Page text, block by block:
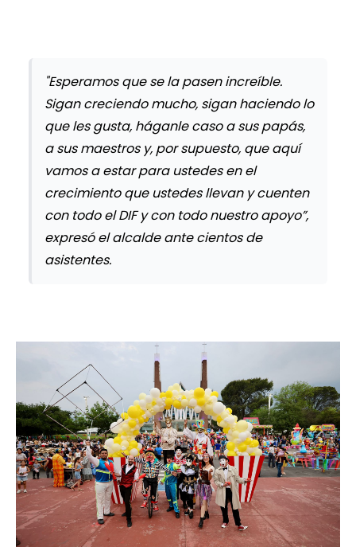
"Esperamos que se la pasen increíble.
Sigan creciendo mucho, sigan haciendo lo
que les gusta, háganle caso a sus papás,
a sus maestros y, por supuesto, que aquí
vamos a estar para ustedes en el
crecimiento que ustedes llevan y cuenten
con todo el DIF y con todo nuestro apoyo”,
expresó el alcalde ante cientos de
asistentes.